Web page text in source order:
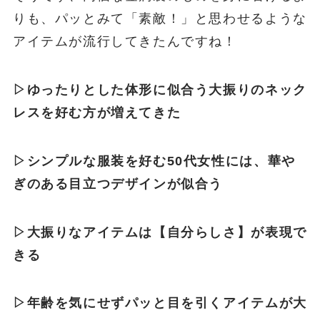
りも、パッとみて「素敵！」と思わせるような
アイテムが流行してきたんですね！
▷ゆったりとした体形に似合う大振りのネック
レスを好む方が増えてきた
▷シンプルな服装を好む50代女性には、華や
ぎのある目立つデザインが似合う
▷大振りなアイテムは【自分らしさ】が表現で
きる
▷年齢を気にせずパッと目を引くアイテムが大